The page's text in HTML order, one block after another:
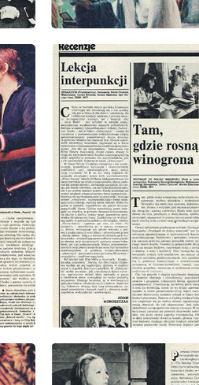
wydanie: 33/1978
wydanie: 33/1978